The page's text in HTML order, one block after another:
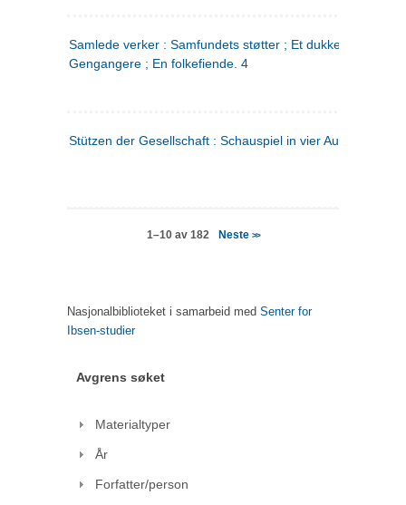
Samlede verker : Samfundets støtter ; Et dukkehjem ;
Gengangere ; En folkefiende. 4
Stützen der Gesellschaft : Schauspiel in vier Aufzügen
1–10 av 182 Neste >>
Nasjonalbiblioteket i samarbeid med Senter for
Ibsen-studier
Avgrens søket
Materialtyper
År
Forfatter/person